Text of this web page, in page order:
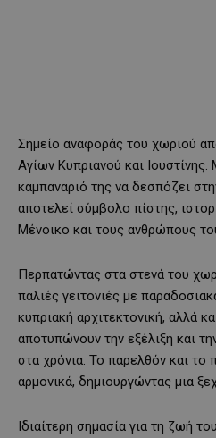
Σημείο αναφοράς του χωριού
Αγίων Κυπριανού και
καμπαναριό της να δεσπόζει
αποτελεί σύμβολο πίστης,
Μένοικο και τους ανθρώπους
Περπατώντας στα στενά του
παλιές γειτονιές με
κυπριακή αρχιτεκτονική, αλλά
αποτυπώνουν την εξέλιξη και
στα χρόνια. Το παρελθόν και το
αρμονικά, δημιουργώντας μια
Ιδιαίτερη σημασία για τη ζωή